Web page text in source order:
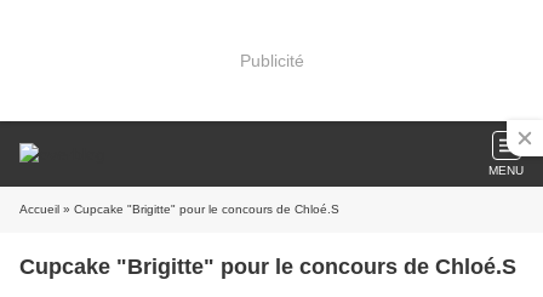
Publicité
MENU
Accueil » Cupcake "Brigitte" pour le concours de Chloé.S
Cupcake "Brigitte" pour le concours de Chloé.S